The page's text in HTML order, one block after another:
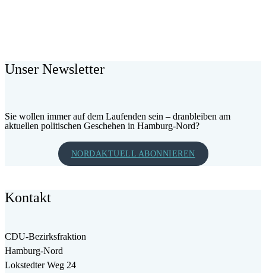
Unser Newsletter
Sie wollen immer auf dem Laufenden sein – dranbleiben am
aktuellen politischen Geschehen in Hamburg-Nord?
NORDAKTUELL ABONNIEREN
Kontakt
CDU-Bezirksfraktion
Hamburg-Nord
Lokstedter Weg 24